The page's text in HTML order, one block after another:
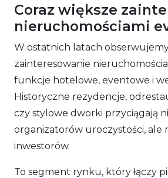
Coraz większe
nieruchomościami
W ostatnich latach
zainteresowanie
funkcje hotelowe, eventowe i
Historyczne rezydencje,
czy stylowe dworki przyciągają
organizatorów uroczystości, ale
inwestorów.
To segment rynku, który łączy